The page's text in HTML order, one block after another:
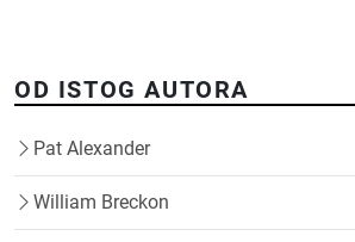
OD ISTOG AUTORA
Pat Alexander
William Breckon